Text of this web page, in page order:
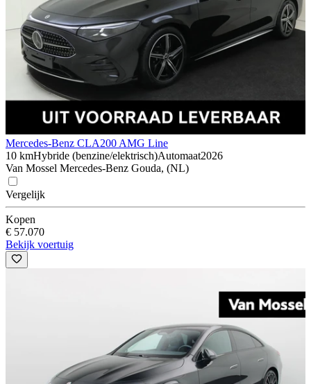
Mercedes-Benz CLA200 AMG Line
10 kmHybride (benzine/elektrisch)Automaat2026
Van Mossel Mercedes-Benz Gouda, (NL)
Vergelijk
Kopen
€ 57.070
Bekijk voertuig